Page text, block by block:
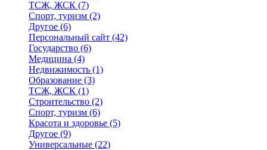
ТСЖ, ЖСК (7)
Спорт, туризм (2)
Другое (6)
Персональный сайт (42)
Государство (6)
Медицина (4)
Недвижимость (1)
Образование (3)
ТСЖ, ЖСК (1)
Строительство (2)
Спорт, туризм (6)
Красота и здоровье (5)
Другое (9)
Универсальные (22)